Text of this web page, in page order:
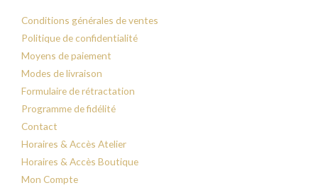
Conditions générales de ventes
Politique de confidentialité
Moyens de paiement
Modes de livraison
Formulaire de rétractation
Programme de fidélité
Contact
Horaires & Accès Atelier
Horaires & Accès Boutique
Mon Compte